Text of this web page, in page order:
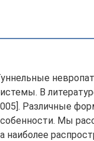
В
Различные
Мы
наиболее